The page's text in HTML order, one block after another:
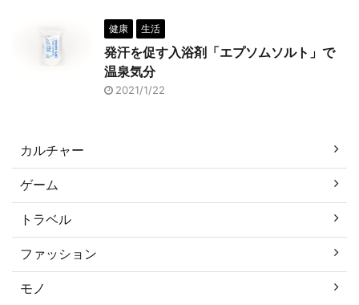
健康 生活
発汗を促す入浴剤「エプソムソルト」で
温泉気分
2021/1/22
カルチャー
ゲーム
トラベル
ファッション
モノ